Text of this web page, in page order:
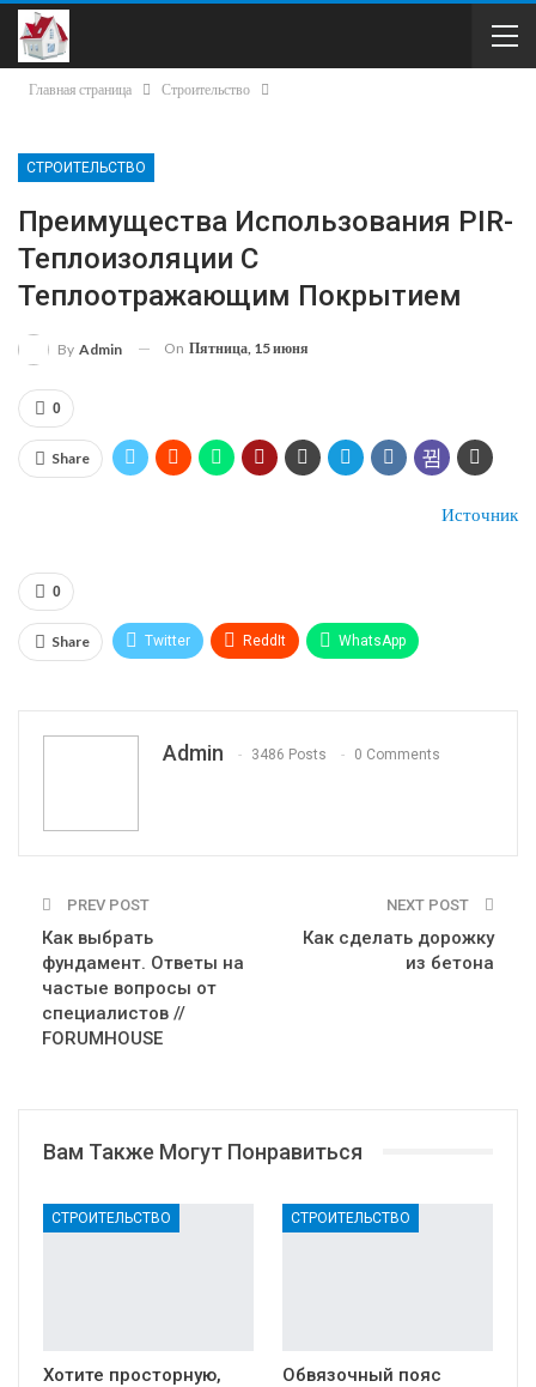
Главная страница Строительство
СТРОИТЕЛЬСТВО
Преимущества Использования PIR-
Теплоизоляции С
Теплоотражающим Покрытием
By Admin On Пятница, 15 июня
0
Share
Источник
0
Share Twitter ReddIt WhatsApp
Admin 3486 Posts 0 Comments
PREV POST
Как выбрать
фундамент. Ответы на
частые вопросы от
специалистов //
FORUMHOUSE
NEXT POST
Как сделать дорожку
из бетона
Вам Также Могут Понравиться
СТРОИТЕЛЬСТВО
Хотите просторную,
СТРОИТЕЛЬСТВО
Обвязочный пояс